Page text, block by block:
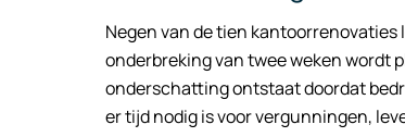
Negen van de tien kantoorrenovaties
onderbreking van twee weken wordt
onderschatting ontstaat doordat
er tijd nodig is voor vergunningen,